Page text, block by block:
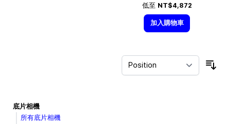
低至 NT$4,872
加入購物車
底片相機
所有底片相機